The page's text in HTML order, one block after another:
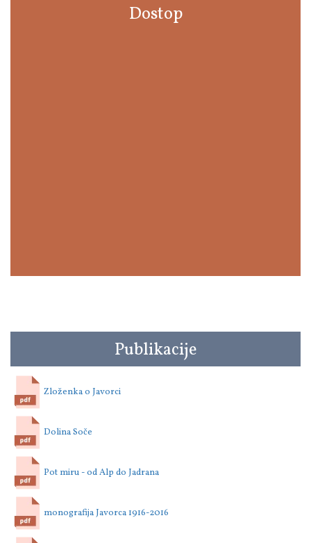
Dostop
Publikacije
Zloženka o Javorci
Dolina Soče
Pot miru - od Alp do Jadrana
monografija Javorca 1916-2016